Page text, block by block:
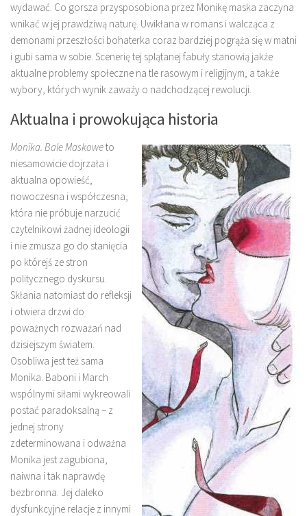
wydawać. Co gorsza przysposobiona przez Monikę maska zaczyna
wnikać w jej prawdziwą naturę. Uwikłana w romans i walcząca z
demonami przeszłości bohaterka coraz bardziej pogrąża się w matni
i gubi sama w sobie. Scenerię tej splątanej fabuły stanowią jakże
aktualne problemy społeczne na tle rasowym i religijnym, a także
wybory, których wynik zaważy o nadchodzącej rewolucji.
Aktualna i prowokująca historia
Monika. Bale Maskoweto
niesamowicie dojrzała i
aktualna opowieść,
nowoczesna i współczesna,
która nie próbuje narzucić
czytelnikowi żadnej ideologii
i nie zmusza go do stanięcia
po którejś ze stron
politycznego dyskursu.
Skłania natomiast do refleksji
i otwiera drzwi do
poważnych rozważań nad
dzisiejszym światem.
Osobliwa jest też sama
Monika. Baboni i March
wspólnymi siłami wykreowali
postać paradoksalną – z
jednej strony
zdeterminowana i odważna
Monika jest zagubiona,
naiwna i tak naprawdę
bezbronna. Jej daleko
dysfunkcyjne relacje z innymi